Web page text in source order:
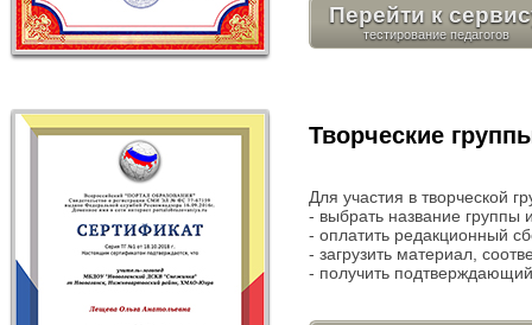
Перейти к
тестирование педагогов
Творческие
Для участия в творческой
- выбрать название группы
- оплатить редакционный
- загрузить материал,
- получить